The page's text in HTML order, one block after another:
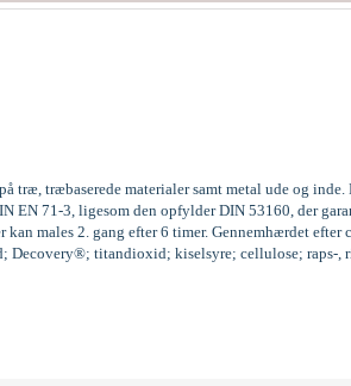
træ, træbaserede materialer samt metal ude og
EN 71-3, ligesom den opfylder DIN 53160, der
males 2. gang efter 6 timer. Gennemhærdet
Decovery®; titandioxid; kiselsyre; cellulose;